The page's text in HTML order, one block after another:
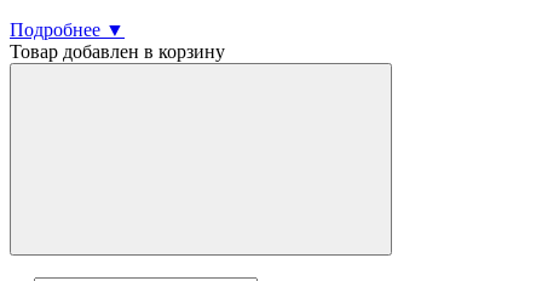
Подробнее ▼
Товар добавлен в корзину